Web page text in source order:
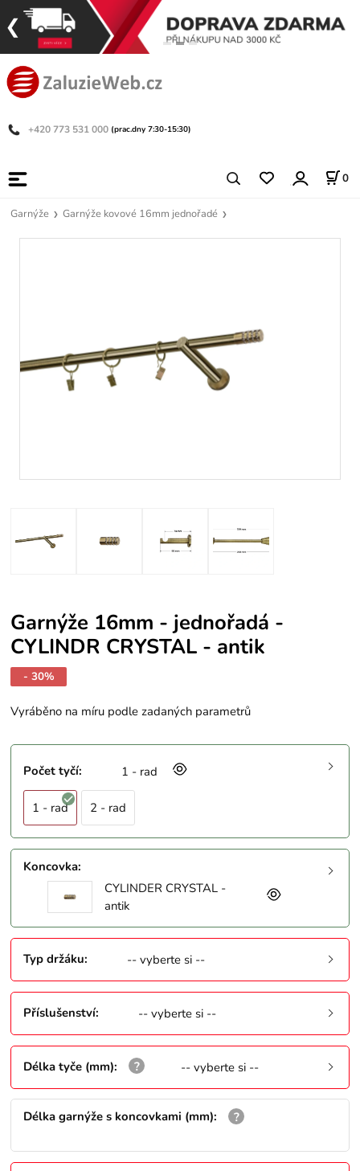
+420 773 531 000 (prac.dny 7:30-15:30)
0
Garnýže Garnýže kovové 16mm jednořadé
Garnýže 16mm - jednořadá -
CYLINDR CRYSTAL - antik
- 30%
Vyráběno na míru podle zadaných parametrů
Počet tyčí: 1 - rad
1 - rad 2 - rad
Koncovka:
CYLINDER CRYSTAL -
antik
Typ držáku: -- vyberte si --
Příslušenství: -- vyberte si --
Délka tyče (mm): -- vyberte si --
Délka garnýže s koncovkami (mm):